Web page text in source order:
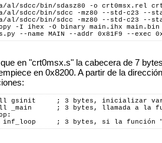
al/sdcc/bin/sdasz80 -o crt0msx.rel
al/sdcc/bin/sdcc -mz80 --std-c23 --
al/sdcc/bin/sdcc -mz80 --std-c23 --
-I ihex -O binary main.ihx main.bin
--name MAIN --addr 0x81F9 --exec
en "crt0msx.s" la cabecera de 7
en 0x8200. A partir de la
gsinit     ; 3 bytes, inicializar
_main      ; 3 bytes, llamada a la
inf_loop     ; 3 bytes, si la función